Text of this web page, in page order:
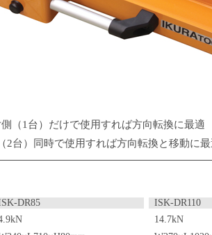
側（1台）だけで使用すれば方向転換に最適
2台）同時で使用すれば方向転換と移動に最
DR85
ISK-DR110
14.7kN